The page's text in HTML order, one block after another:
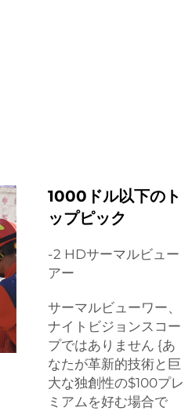
1000ドル以下のト
ップピック
-2 HDサーマルビュー
アー
サーマルビューワー、
ナイトビジョンスコー
プではありません {あ
なたが革新的技術と巨
大な独創性の$100プレ
ミアムを好む場合で